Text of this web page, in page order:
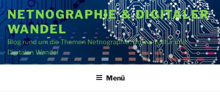
Zum
Inhalt
springen
NETNOGRAPHIE & DIGITALER
WANDEL
Blog rund um die Themen Netnographie, Online-Kultur und
Digitalen Wandel
Menü